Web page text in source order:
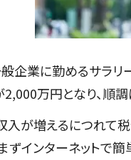
企業に勤めるサラリ
万円となり、順
入が増えるにつれて
まずインターネット